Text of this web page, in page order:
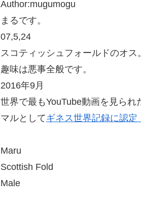
Author:mugumogu
まるです。
07,5,24
スコティッシュフォールドのオス。
趣味は悪事全般です。
2016年9月
世界で最もYouTube動画を見られ
マルとしてギネス世界記録に認定
Maru
Scottish Fold
Male